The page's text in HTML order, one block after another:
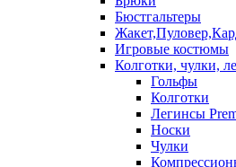
Бюстгальтеры
Игровые костюмы
Колготки, чулки,
Гольфы
Колготки
Легинсы
Носки
Чулки